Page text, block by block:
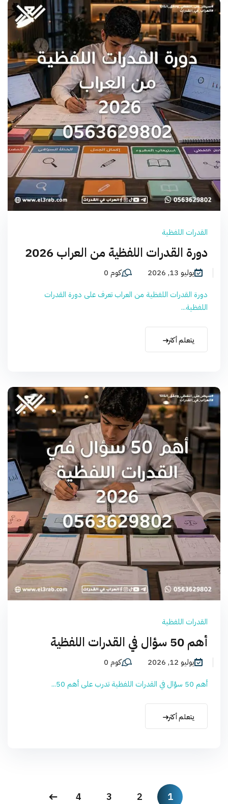
القدرات اللفظية
دورة القدرات اللفظية من العراب 2026
يوليو 13, 2026
كوم 0
دورة القدرات اللفظية من العراب تعرف على دورة القدرات
اللفظية...
يتعلم أكثر
القدرات اللفظية
أهم 50 سؤال في القدرات اللفظية
يوليو 12, 2026
كوم 0
أهم 50 سؤال في القدرات اللفظية تدرب على أهم 50...
يتعلم أكثر
1
2
3
4